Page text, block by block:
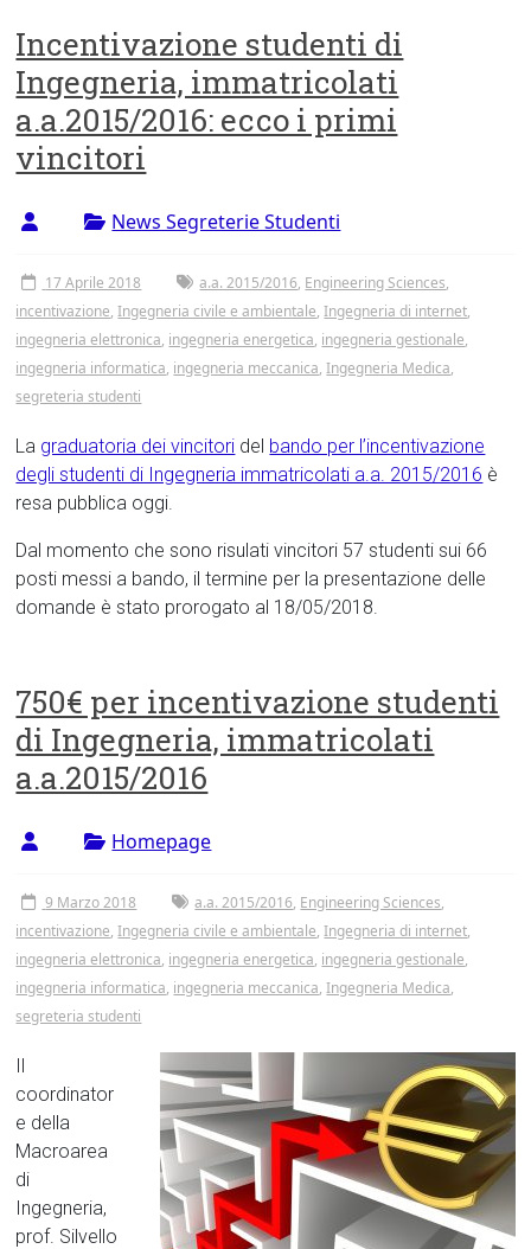
Incentivazione studenti di
Ingegneria, immatricolati
a.a.2015/2016: ecco i primi
vincitori
News Segreterie Studenti
17 Aprile 2018 a.a. 2015/2016, Engineering Sciences,
incentivazione,Ingegneria civile e ambientale,Ingegneria di internet,
ingegneria elettronica, ingegneria energetica, ingegneria gestionale,
ingegneria informatica, ingegneria meccanica,Ingegneria Medica,
segreteria studenti
La graduatoria dei vincitori del bando per l’incentivazione
degli studenti di Ingegneria immatricolati a.a. 2015/2016 è
resa pubblica oggi.
Dal momento che sono risulati vincitori 57 studenti sui 66
posti messi a bando, il termine per la presentazione delle
domande è stato prorogato al 18/05/2018.
750€ per incentivazione studenti
di Ingegneria, immatricolati
a.a.2015/2016
Homepage
9 Marzo 2018 a.a. 2015/2016, Engineering Sciences,
incentivazione,Ingegneria civile e ambientale,Ingegneria di internet,
ingegneria elettronica, ingegneria energetica, ingegneria gestionale,
ingegneria informatica, ingegneria meccanica,Ingegneria Medica,
segreteria studenti
Il
coordinator
e della
Macroarea
di
Ingegneria,
prof. Silvello